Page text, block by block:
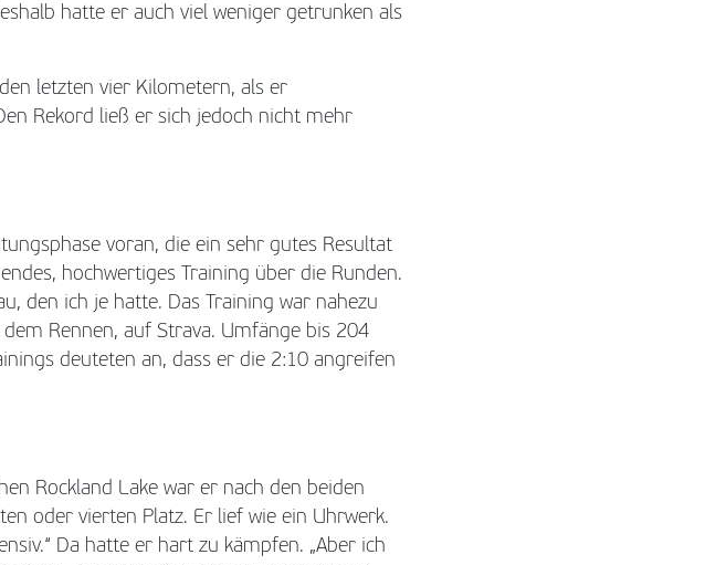
hatte er auch viel weniger getrunken als
letzten vier Kilometern, als er
Rekord ließ er sich jedoch nicht mehr
voran, die ein sehr gutes Resultat
hochwertiges Training über die Runden.
den ich je hatte. Das Training war nahezu
Rennen, auf Strava. Umfänge bis 204
deuteten an, dass er die 2:10 angreifen
Rockland Lake war er nach den beiden
oder vierten Platz. Er lief wie ein Uhrwerk.
Da hatte er hart zu kämpfen. „Aber ich